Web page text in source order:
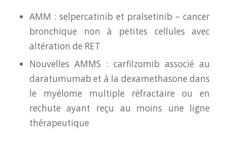
AMM : selpercatinib et pralsetinib – cancer
bronchique non à petites cellules avec
altération de RET
Nouvelles AMMS : carfilzomib associé au
daratumumab et à la dexamethasone dans
le myélome multiple réfractaire ou en
rechute ayant reçu au moins une ligne
thérapeutique